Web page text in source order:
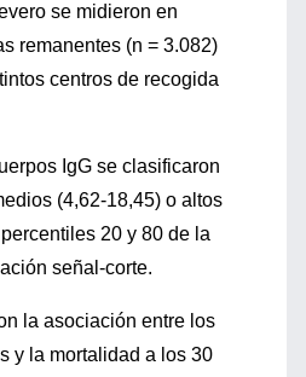
se midieron en
remanentes (n = 3.082)
centros de recogida
IgG se clasificaron
(4,62-18,45) o altos
20 y 80 de la
señal-corte.
la asociación entre los
y la mortalidad a los 30